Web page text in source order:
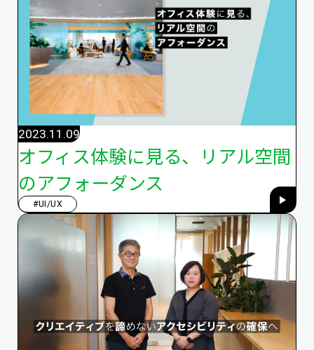
オフィス体験に見る、リアル空間
のアフォーダンス
2023.11.09
#UI/UX